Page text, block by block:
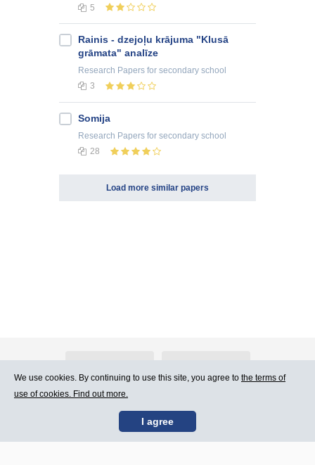
5
Rainis - dzejoļu krājuma "Klusā
grāmata" analīze
Research Papers for secondary school
3
Somija
Research Papers for secondary school
28
Load more similar papers
Contact Us Terms of Use
We use cookies. By continuing to use this site, you agree to the terms of
use of cookies. Find out more.
I agree